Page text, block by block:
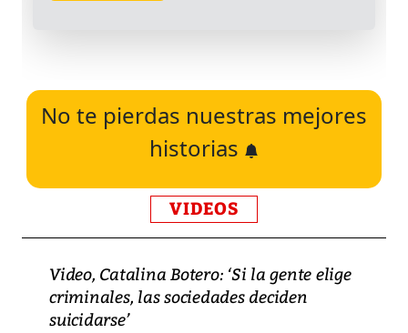
No te pierdas nuestras mejores
historias
VIDEOS
Video, Catalina Botero: ‘Si la gente elige
criminales, las sociedades deciden
suicidarse’